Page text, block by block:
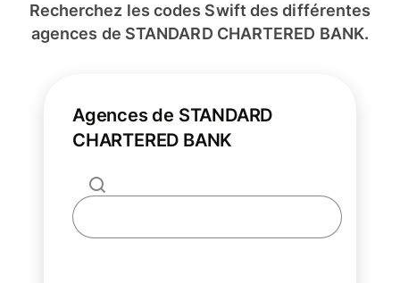
Recherchez les codes Swift des différentes
agences de STANDARD CHARTERED BANK.
Agences de STANDARD
CHARTERED BANK